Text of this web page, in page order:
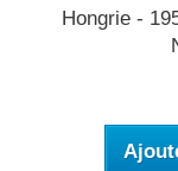
Hongrie -